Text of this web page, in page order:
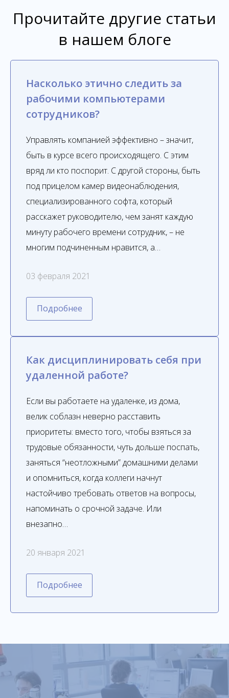
Прочитайте другие статьи
в нашем блоге
Насколько этично следить за
рабочими компьютерами
сотрудников?
Управлять компанией эффективно – значит,
быть в курсе всего происходящего. С этим
вряд ли кто поспорит. С другой стороны, быть
под прицелом камер видеонаблюдения,
специализированного софта, который
расскажет руководителю, чем занят каждую
минуту рабочего времени сотрудник, – не
многим подчиненным нравится, а…
03 февраля 2021
Подробнее
Как дисциплинировать себя при
удаленной работе?
Если вы работаете на удаленке, из дома,
велик соблазн неверно расставить
приоритеты: вместо того, чтобы взяться за
трудовые обязанности, чуть дольше поспать,
заняться “неотложными” домашними делами
и опомниться, когда коллеги начнут
настойчиво требовать ответов на вопросы,
напоминать о срочной задаче. Или
внезапно…
20 января 2021
Подробнее